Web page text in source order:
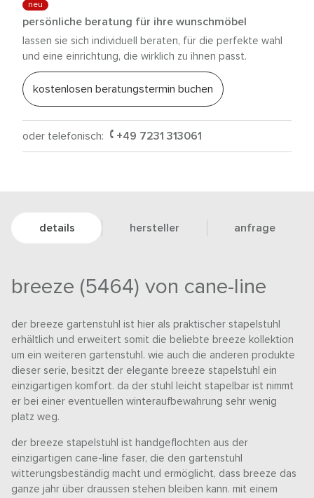
neu
persönliche beratung für ihre wunschmöbel
lassen sie sich individuell beraten, für die perfekte wahl
und eine einrichtung, die wirklich zu ihnen passt.
kostenlosen beratungstermin buchen
oder telefonisch: +49 7231 313061
details hersteller anfrage
breeze (5464) von cane-line
der breeze gartenstuhl ist hier als praktischer stapelstuhl
erhältlich und erweitert somit die beliebte breeze kollektion
um ein weiteren gartenstuhl. wie auch die anderen produkte
dieser serie, besitzt der elegante breeze stapelstuhl ein
einzigartigen komfort. da der stuhl leicht stapelbar ist nimmt
er bei einer eventuellen winteraufbewahrung sehr wenig
platz weg.
der breeze stapelstuhl ist handgeflochten aus der
einzigartigen cane-line faser, die den gartenstuhl
witterungsbeständig macht und ermöglicht, dass breeze das
ganze jahr über draussen stehen bleiben kann. mit einem